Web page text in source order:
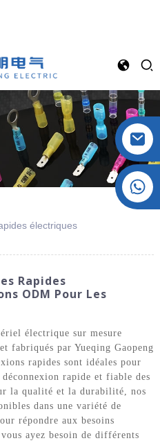
: +86 19032081819
électriques
Rapides
ODM Pour Les
électrique sur mesure
fabriqués par Yueqing Gaopeng
rapides sont idéales pour
rapide et fiable des
la qualité et la durabilité, nos
dans une variété de
répondre aux besoins
ayez besoin de différents